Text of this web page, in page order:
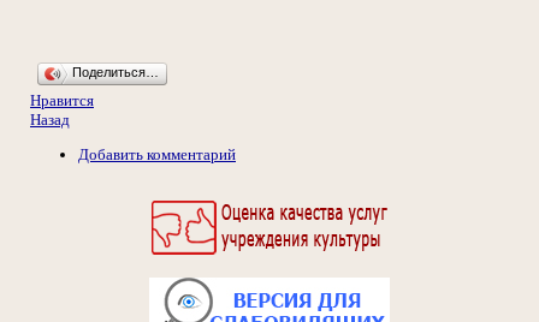
Поделиться…
Нравится
Назад
Добавить комментарий